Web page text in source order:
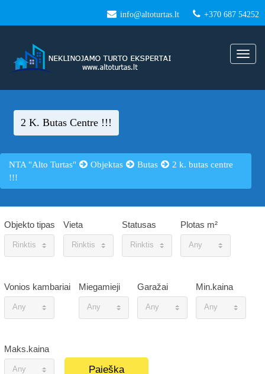
info@altoturtas.lt +370 687 54252
Toggle
2 K. Butas Centre !!!
NTA "Alto Turtas" Objektas Butas
2 k. butas centre
!!!
Objekto tipas
Rinktis
Vieta
Rinktis
Statusas
Rinktis
Plotas m²
Any
Vonios kambariai
Any
Miegamieji
Any
Garažai
Any
Min.kaina
Any
Maks.kaina
Any